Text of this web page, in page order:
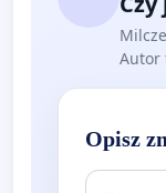
Autor
Opisz